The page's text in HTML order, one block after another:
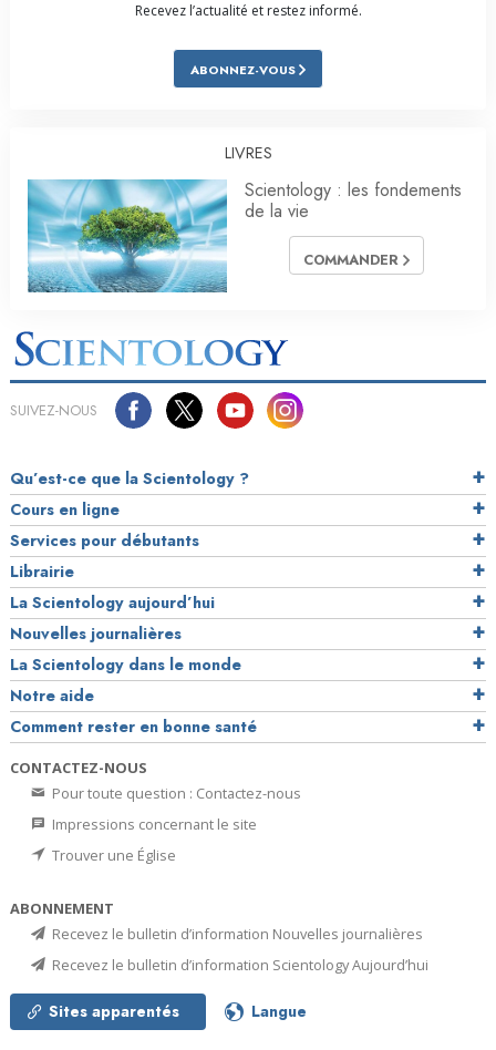
Recevez l’actualité et restez informé.
ABONNEZ-VOUS
LIVRES
Scientology : les fondements
de la vie
COMMANDER
SUIVEZ-NOUS
Qu’est-ce que la Scientology ?
Cours en ligne
Services pour débutants
Librairie
La Scientology aujourd’hui
Nouvelles journalières
La Scientology dans le monde
Notre aide
Comment rester en bonne santé
CONTACTEZ-NOUS
Pour toute question : Contactez-nous
Impressions concernant le site
Trouver une Église
ABONNEMENT
Recevez le bulletin d’information Nouvelles journalières
Recevez le bulletin d’information Scientology Aujourd’hui
Sites apparentés Langue